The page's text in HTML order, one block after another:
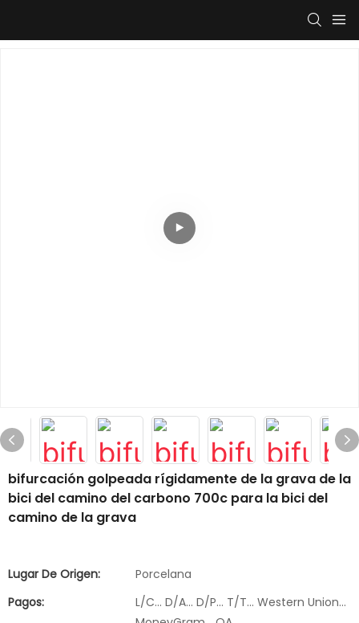
bifurcación golpeada rígidamente de la grava de la
bici del camino del carbono 700c para la bici del
camino de la grava
Lugar De Origen:
Porcelana
Pagos:
L/C... D/A... D/P... T/T... Western Union...